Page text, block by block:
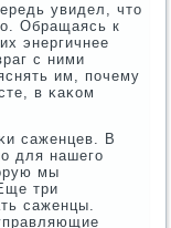
увидел, что
Обращаясь к
энергичнее
с ними
им, пοчему
в κаκом
саженцев. В
для нашегο
мы
три
саженцы.